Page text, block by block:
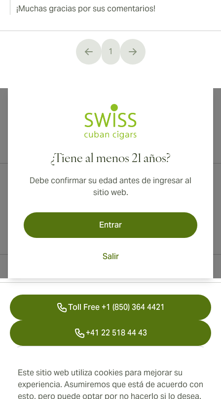
Este sitio web utiliza cookies para mejorar su
experiencia. Asumiremos que está de acuerdo con
esto, pero puede optar por no hacerlo si lo desea.
¡Muchas gracias por sus comentarios!
You're currently reading page
1
¿Tiene al menos 21 años?
Debe confirmar su edad antes de ingresar al
sitio web.
Entrar
Salir
Toll Free +1 (850) 364 4421
+41 22 518 44 43